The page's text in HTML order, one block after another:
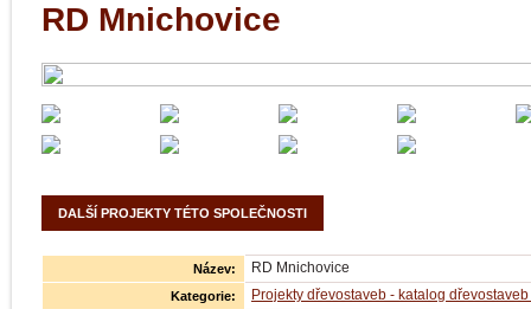
RD Mnichovice
DALŠÍ PROJEKTY TÉTO SPOLEČNOSTI
Název: RD Mnichovice
Kategorie: Projekty dřevostaveb - katalog